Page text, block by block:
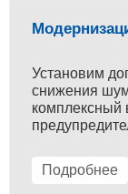
Установим
снижения
комплексный
Подробнее